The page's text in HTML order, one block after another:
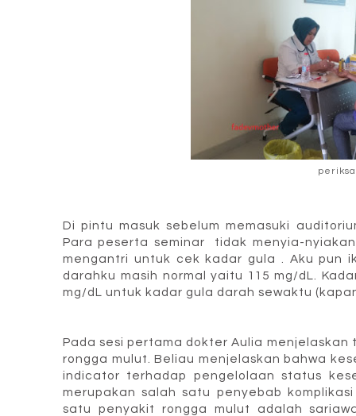
Di pintu masuk sebelum memasuki
Para peserta seminar tidak menyia-
mengantri untuk cek kadar gula . Aku pun
darahku masih normal yaitu 115 mg/dL.
mg/dL untuk kadar gula darah sewaktu
Pada sesi pertama dokter Aulia
rongga mulut. Beliau menjelaskan bahwa
indicator terhadap pengelolaan status
merupakan salah satu penyebab
satu penyakit rongga mulut adalah